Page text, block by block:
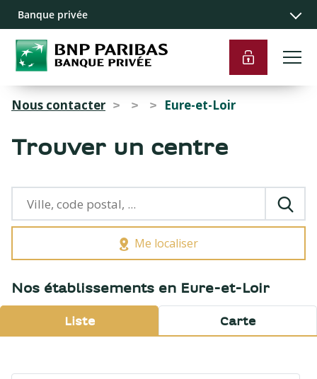
Recherche
Navigation
principale
Banque privée
Nous contacter > > > Eure-et-Loir
Trouver un centre
Me localiser
{{count}}
trouvés
Nos établissements en Eure-et-Loir
Liste Carte